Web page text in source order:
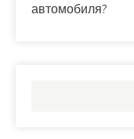
автомобиля?